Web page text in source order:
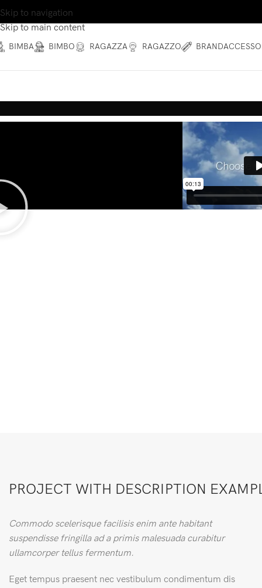
Skip to navigation
Skip to main content
BIMBA BIMBO RAGAZZA RAGAZZO BRAND
PROJECT WITH DESCRIPTION
Commodo scelerisque facilisis enim ante habitant
suspendisse fringilla ad a primis malesuada curabitur
ullamcorper tellus fermentum.
Eget tempus praesent nec vestibulum condimentum dis